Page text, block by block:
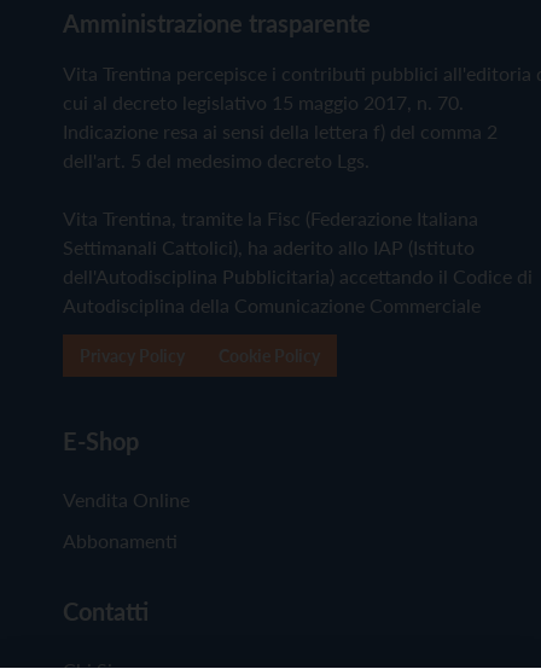
Amministrazione trasparente
Vita Trentina percepisce i contributi pubblici all'editoria
cui al decreto legislativo 15 maggio 2017, n. 70.
Indicazione resa ai sensi della lettera f) del comma 2
dell'art. 5 del medesimo decreto Lgs.
Vita Trentina, tramite la Fisc (Federazione Italiana
Settimanali Cattolici), ha aderito allo IAP (Istituto
dell'Autodisciplina Pubblicitaria) accettando il Codice di
Autodisciplina della Comunicazione Commerciale
E-Shop
Vendita Online
Abbonamenti
Contatti